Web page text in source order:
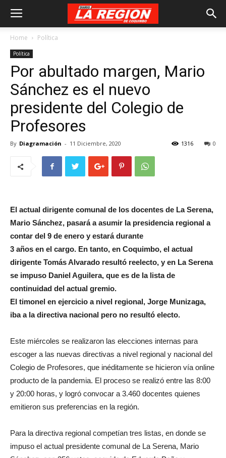
Home Política
Política
Por abultado margen, Mario
Sánchez es el nuevo
presidente del Colegio de
Profesores
By Diagramación - 11 Diciembre, 2020 0
1316
El actual dirigente comunal de los docentes de La Serena,
Mario Sánchez, pasará a asumir la presidencia regional a
contar del 9 de enero y estará durante
3 años en el cargo. En tanto, en Coquimbo, el actual
dirigente Tomás Alvarado resultó reelecto, y en La Serena
se impuso Daniel Aguilera, que es de la lista de
continuidad del actual gremio.
El timonel en ejercicio a nivel regional, Jorge Munizaga,
iba a la directiva nacional pero no resultó electo.
Este miércoles se realizaron las elecciones internas para
escoger a las nuevas directivas a nivel regional y nacional del
Colegio de Profesores, que inéditamente se hicieron vía online
producto de la pandemia. El proceso se realizó entre las 8:00
y 20:00 horas, y logró convocar a 3.460 docentes quienes
emitieron sus preferencias en la región.
Para la directiva regional competían tres listas, en donde se
impuso el actual presidente comunal de La Serena, Mario